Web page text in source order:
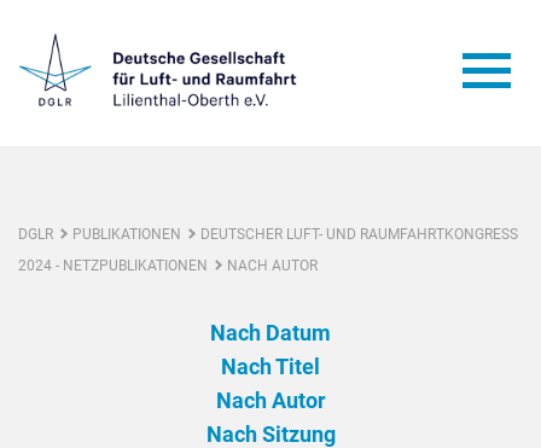
DGLR PUBLIKATIONEN
DEUTSCHER LUFT- UND RAUMFAHRTKONGRESS
2024 - NETZPUBLIKATIONEN
NACH AUTOR
Nach Datum
Nach Titel
Nach Autor
Nach Sitzung